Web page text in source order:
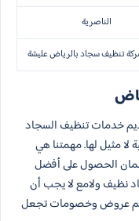
الناصرية
تنظيف سجاد بالرياض عليشة
خدمات تنظيف السجاد
لا مثيل لها. مهمتنا هي
ضمان الحصول على أفضل
نظيف ولامع لا يجب أن
عروض وخصومات تجعل